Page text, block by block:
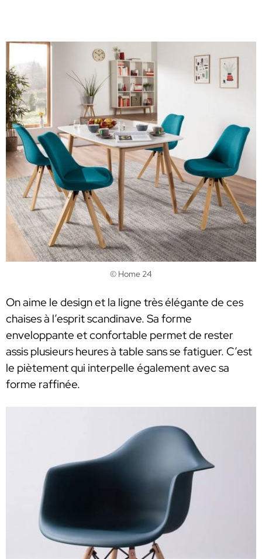
© Home 24
On aime le design et la ligne très élégante de ces
chaises à l’esprit scandinave. Sa forme
enveloppante et confortable permet de rester
assis plusieurs heures à table sans se fatiguer. C’est
le piètement qui interpelle également avec sa
forme raffinée.